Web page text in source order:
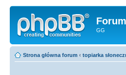
GG
Strona główna forum ‹ topiarka